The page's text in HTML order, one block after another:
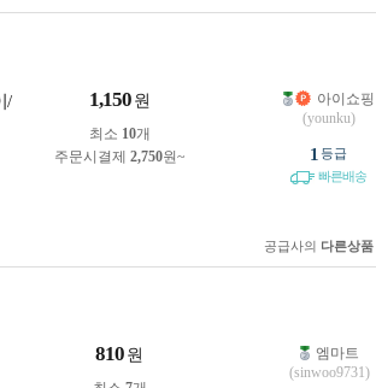
/
1,150 원
최소 10개
주문시결제 2,750원~
아이쇼핑
(younku)
1 등급
빠른배송
공급사의 다른상품
810 원
엠마트
(sinwoo9731)